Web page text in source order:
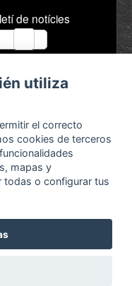
de notícies
Anuncis / Feina
Bibliografia
alternativas?
ya es
utiliza
el correcto
cookies de terceros
mapas y
todas o configurar tus